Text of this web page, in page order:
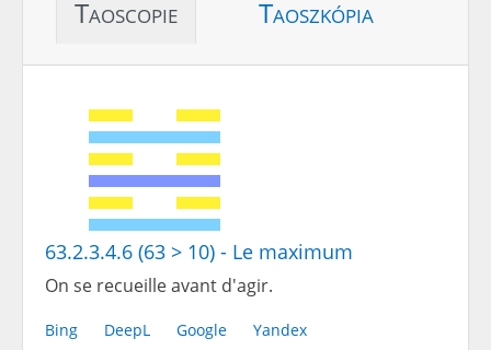
Taoscopie Taoszkópia
63.2.3.4.6 (63 > 10) - Le maximum
On se recueille avant d'agir.
Bing DeepL Google Yandex